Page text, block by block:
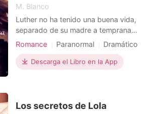
M. Blanco
Luther no ha tenido una buena vida,
separado de su madre a temprana
edad y siendo obligado a cumplir con
los verdaderos motivos del
misterioso Sr. de Castilla para
Romance Paranormal Dramático
Descarga el Libro en la App
Los secretos de Lola